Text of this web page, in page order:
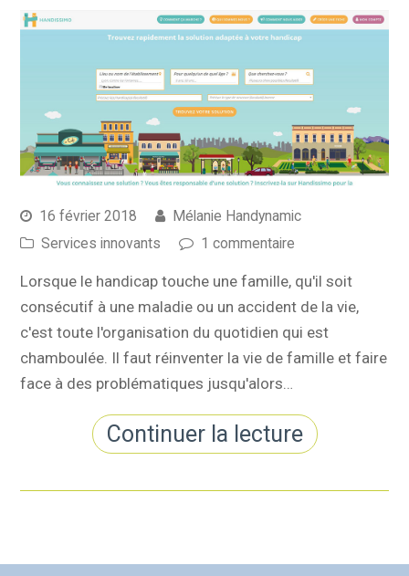
16 février 2018
Mélanie Handynamic
Services innovants
1 commentaire
Lorsque le handicap touche une famille, qu'il soit
consécutif à une maladie ou un accident de la vie,
c'est toute l'organisation du quotidien qui est
chamboulée. Il faut réinventer la vie de famille et faire
face à des problématiques jusqu'alors…
Continuer la lecture